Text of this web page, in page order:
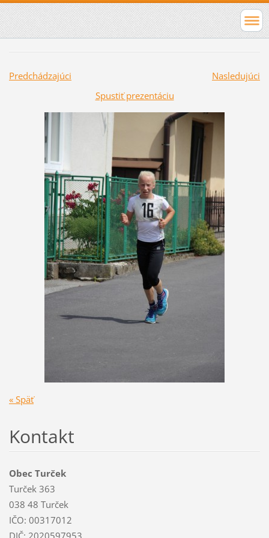
Predchádzajúci
Nasledujúci
Spustiť prezentáciu
« Späť
Kontakt
Obec Turček
Turček 363
038 48 Turček
IČO: 00317012
DIČ: 2020597953